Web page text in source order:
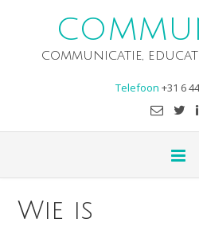
communicatie,
Telefoon +31 6
Wie is